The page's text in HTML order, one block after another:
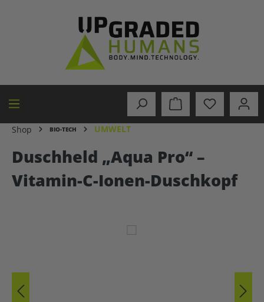
Shop BIO-TECH UMWELT
Duschheld „Aqua Pro“ –
Vitamin-C-Ionen-Duschkopf